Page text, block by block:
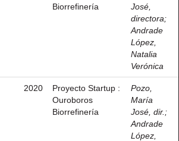
Biorrefinería
José,
directora;
Andrade
López,
Natalia
Verónica
2020
Proyecto Startup :
Ouroboros
Biorrefinería
Pozo,
María
José, dir. ;
Andrade
López,